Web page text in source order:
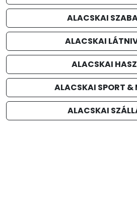
ALACSKAI
ALACSKAI
ALACSKAI
ALACSKAI SPORT &
ALACSKAI